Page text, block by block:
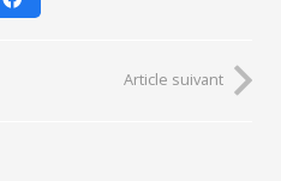
Article suivant